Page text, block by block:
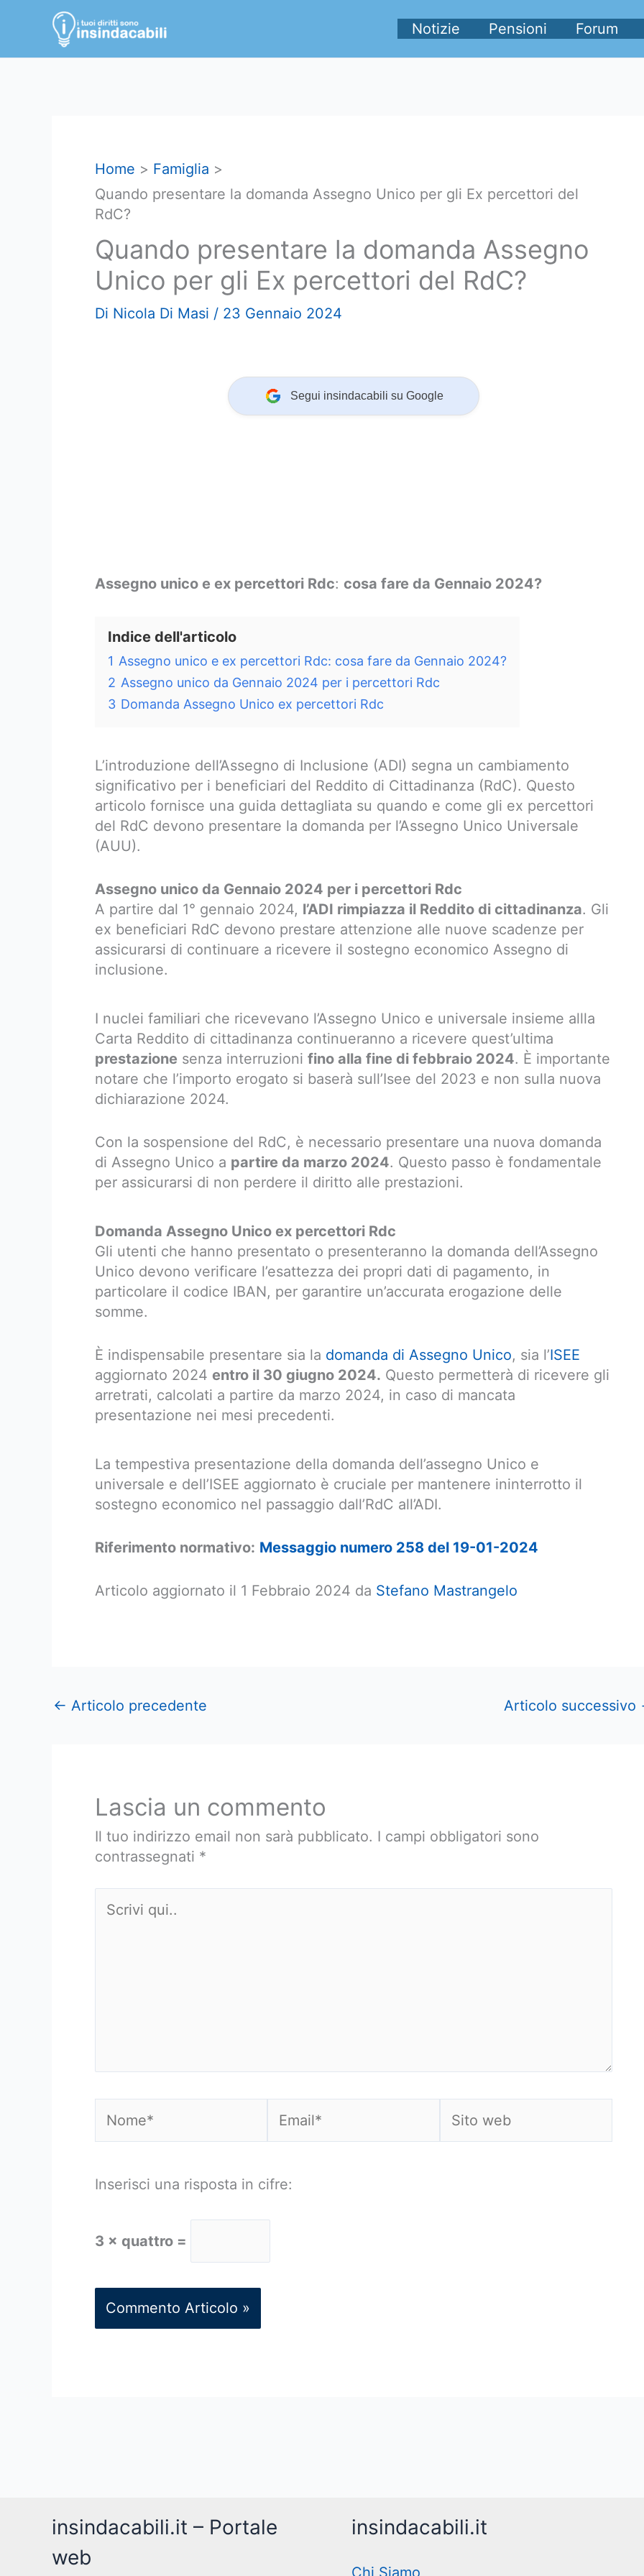
contenuto
Notizie Pensioni Forum
Home
Famiglia
Quando presentare la domanda Assegno Unico per gli Ex percettori del
RdC?
Quando presentare la domanda Assegno
Unico per gli Ex percettori del RdC?
Di Nicola Di Masi / 23 Gennaio 2024
Segui insindacabili su Google
Assegno unico e ex percettori Rdc: cosa fare da Gennaio 2024?
Indice dell'articolo
1 Assegno unico e ex percettori Rdc: cosa fare da Gennaio 2024?
2 Assegno unico da Gennaio 2024 per i percettori Rdc
3 Domanda Assegno Unico ex percettori Rdc
L’introduzione dell’Assegno di Inclusione (ADI) segna un cambiamento
significativo per i beneficiari del Reddito di Cittadinanza (RdC). Questo
articolo fornisce una guida dettagliata su quando e come gli ex percettori
del RdC devono presentare la domanda per l’Assegno Unico Universale
(AUU).
Assegno unico da Gennaio 2024 per i percettori Rdc
A partire dal 1° gennaio 2024, l’ADI rimpiazza il Reddito di cittadinanza. Gli
ex beneficiari RdC devono prestare attenzione alle nuove scadenze per
assicurarsi di continuare a ricevere il sostegno economico Assegno di
inclusione.
I nuclei familiari che ricevevano l’Assegno Unico e universale insieme allla
Carta Reddito di cittadinanza continueranno a ricevere quest’ultima
prestazione senza interruzioni fino alla fine di febbraio 2024. È importante
notare che l’importo erogato si baserà sull’Isee del 2023 e non sulla nuova
dichiarazione 2024.
Con la sospensione del RdC, è necessario presentare una nuova domanda
di Assegno Unico a partire da marzo 2024. Questo passo è fondamentale
per assicurarsi di non perdere il diritto alle prestazioni.
Domanda Assegno Unico ex percettori Rdc
Gli utenti che hanno presentato o presenteranno la domanda dell’Assegno
Unico devono verificare l’esattezza dei propri dati di pagamento, in
particolare il codice IBAN, per garantire un’accurata erogazione delle
somme.
È indispensabile presentare sia la domanda di Assegno Unico, sia l’ISEE
aggiornato 2024 entro il 30 giugno 2024. Questo permetterà di ricevere gli
arretrati, calcolati a partire da marzo 2024, in caso di mancata
presentazione nei mesi precedenti.
La tempestiva presentazione della domanda dell’assegno Unico e
universale e dell’ISEE aggiornato è cruciale per mantenere ininterrotto il
sostegno economico nel passaggio dall’RdC all’ADI.
Riferimento normativo: Messaggio numero 258 del 19-01-2024
Articolo aggiornato il 1 Febbraio 2024 da Stefano Mastrangelo
← Articolo precedente Articolo successivo
Lascia un commento
Il tuo indirizzo email non sarà pubblicato. I campi obbligatori sono
contrassegnati *
qui..
web
Inserisci una risposta in cifre:
3 × quattro =
insindacabili.it – Portale
web
insindacabili.it
Chi Siamo